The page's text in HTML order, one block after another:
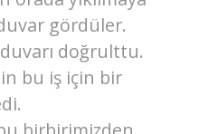
gördüler.
doğrulttu.
bu iş için bir